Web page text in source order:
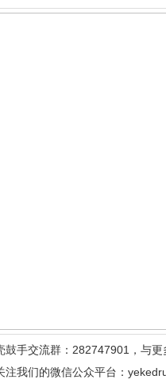
鼓手交流群：282747901，与更
注我们的微信公众平台：